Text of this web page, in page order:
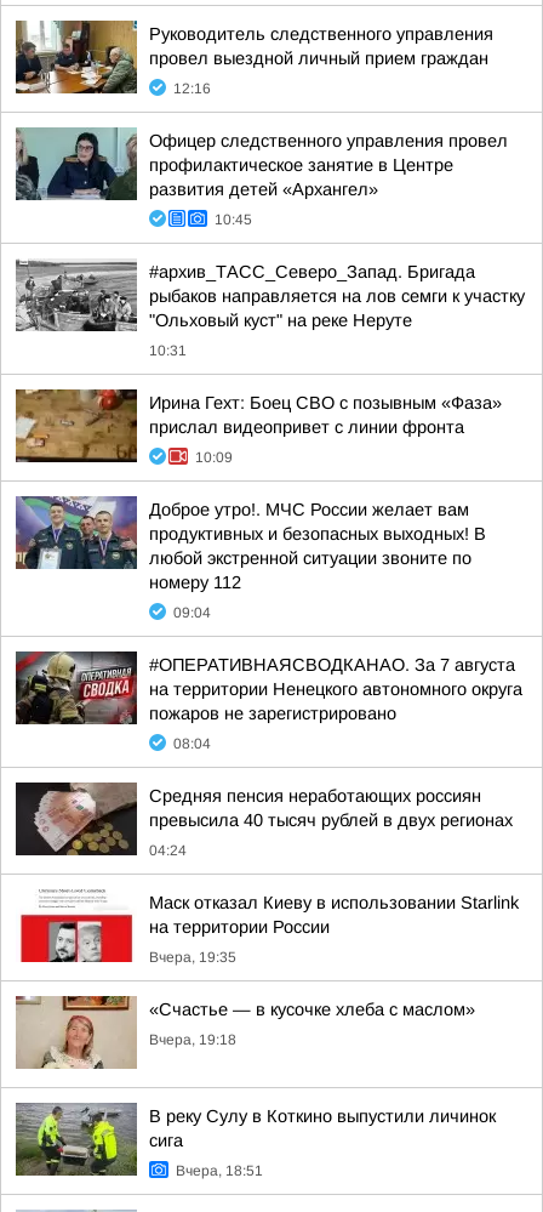
Руководитель следственного управления
провел выездной личный прием граждан
12:16
Офицер следственного управления провел
профилактическое занятие в Центре
развития детей «Архангел»
10:45
#архив_ТАСС_Северо_Запад. Бригада
рыбаков направляется на лов семги к участку
"Ольховый куст" на реке Неруте
10:31
Ирина Гехт: Боец СВО с позывным «Фаза»
прислал видеопривет с линии фронта
10:09
Доброе утро!. МЧС России желает вам
продуктивных и безопасных выходных! В
любой экстренной ситуации звоните по
номеру 112
09:04
#ОПЕРАТИВНАЯСВОДКАНАО. За 7 августа
на территории Ненецкого автономного округа
пожаров не зарегистрировано
08:04
Средняя пенсия неработающих россиян
превысила 40 тысяч рублей в двух регионах
04:24
Маск отказал Киеву в использовании Starlink
на территории России
Вчера, 19:35
«Счастье — в кусочке хлеба с маслом»
Вчера, 19:18
В реку Сулу в Коткино выпустили личинок
сига
Вчера, 18:51